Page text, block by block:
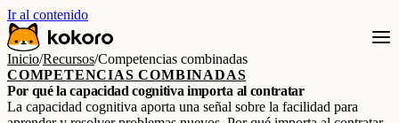
Ir al contenido
Inicio/Recursos/Competencias combinadas
COMPETENCIAS COMBINADAS
Por qué la capacidad cognitiva importa al contratar
La capacidad cognitiva aporta una señal sobre la facilidad para